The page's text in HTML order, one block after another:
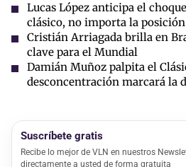
Lucas López anticipa el
clásico, no importa la
Cristián Arriagada brilla en
clave para el Mundial
Damián Muñoz palpita el
desconcentración marcará la
Suscríbete gratis
Recibe lo mejor de VLN en nuestros
directamente a usted de forma gratuita